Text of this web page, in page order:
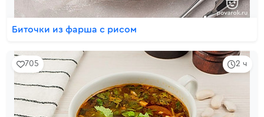
Биточки из фарша с рисом
2 ч
705